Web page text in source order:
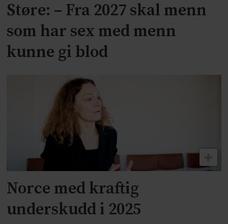
Støre: – Fra 2027 skal menn
som har sex med menn
kunne gi blod
Norce med kraftig
underskudd i 2025